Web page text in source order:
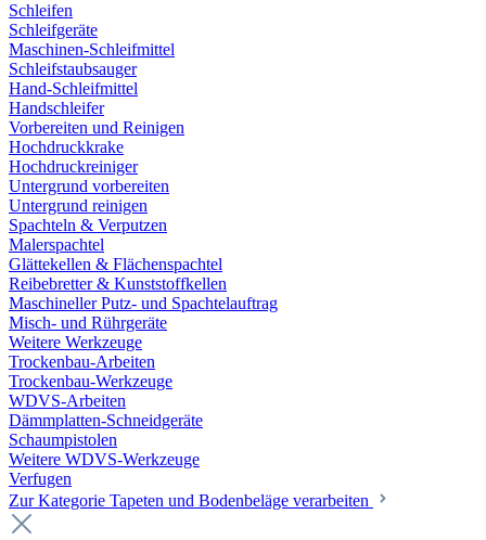
Schleifen
Schleifgeräte
Maschinen-Schleifmittel
Schleifstaubsauger
Hand-Schleifmittel
Handschleifer
Vorbereiten und Reinigen
Hochdruckkrake
Hochdruckreiniger
Untergrund vorbereiten
Untergrund reinigen
Spachteln & Verputzen
Malerspachtel
Glättekellen & Flächenspachtel
Reibebretter & Kunststoffkellen
Maschineller Putz- und Spachtelauftrag
Misch- und Rührgeräte
Weitere Werkzeuge
Trockenbau-Arbeiten
Trockenbau-Werkzeuge
WDVS-Arbeiten
Dämmplatten-Schneidgeräte
Schaumpistolen
Weitere WDVS-Werkzeuge
Verfugen
Zur Kategorie Tapeten und Bodenbeläge verarbeiten